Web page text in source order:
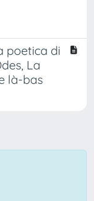
poetica di
La
là-bas